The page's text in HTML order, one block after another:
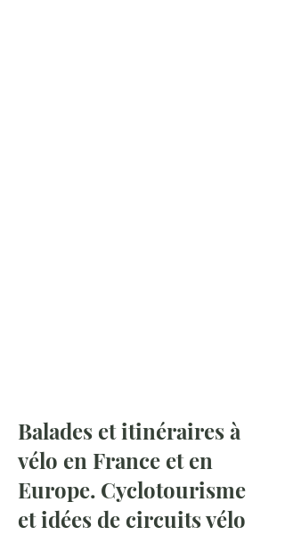
Balades et itinéraires à
vélo en France et en
Europe. Cyclotourisme
et idées de circuits vélo